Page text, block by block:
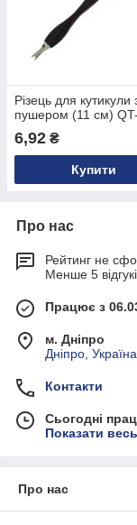
Різець для кутикули
пушером (11 см)
6,92 ₴
Купити
Про нас
Рейтинг не
Менше 5
Працює з
м. Дніпро
Дніпро, Україна
Контакти
Сьогодні
Показати
Про нас